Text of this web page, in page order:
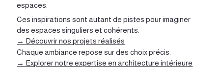
espaces.
Ces inspirations sont autant de pistes pour imaginer
des espaces singuliers et cohérents.
→ Découvrir nos projets réalisés
Chaque ambiance repose sur des choix précis.
→ Explorer notre expertise en architecture intérieure